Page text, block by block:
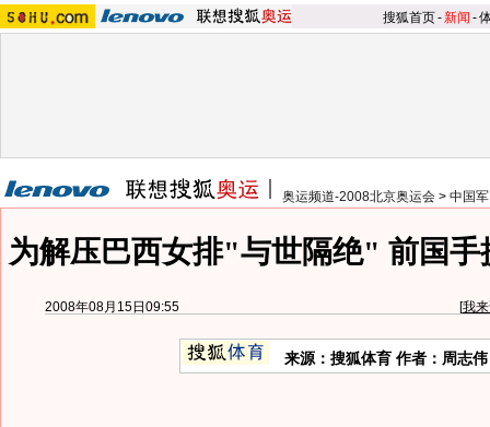
搜狐首页-新闻 -
奥运频道-2008北京奥运会 > 中国
为解压巴西女排"与世隔绝" 前国手
2008年08月15日09:55 [我
来源：搜狐体育 作者：周志伟